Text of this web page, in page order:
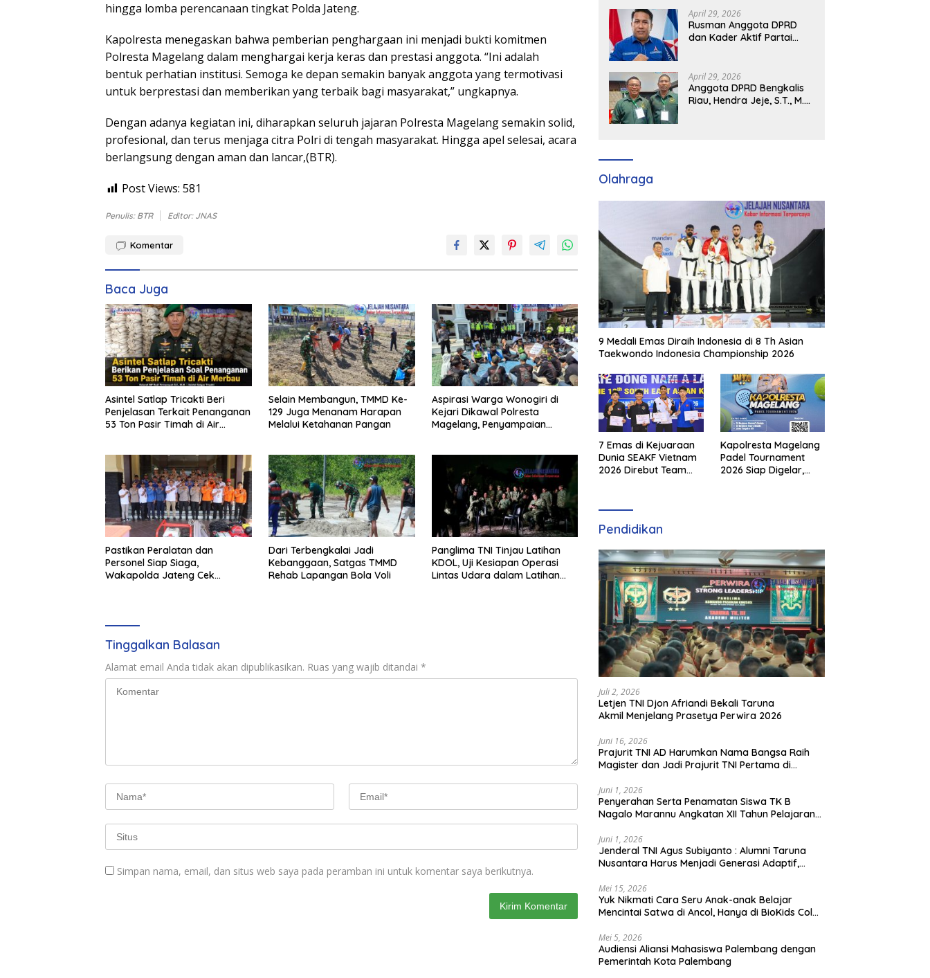
hingga lomba perencanaan tingkat Polda Jateng.
Kapolresta menegaskan bahwa pemberian penghargaan ini menjadi bukti komitmen
Polresta Magelang dalam menghargai kerja keras dan prestasi anggota. “Ini adalah
bentuk perhatian institusi. Semoga ke depan semakin banyak anggota yang termotivasi
untuk berprestasi dan memberikan yang terbaik bagi masyarakat,” ungkapnya.
Dengan adanya kegiatan ini, diharapkan seluruh jajaran Polresta Magelang semakin solid,
profesional, dan terus menjaga citra Polri di tengah masyarakat. Hingga apel selesai, acara
berlangsung dengan aman dan lancar,(BTR).
Post Views: 581
Penulis: BTR Editor: JNAS
Komentar
Baca Juga
Asintel Satlap Tricakti Beri
Penjelasan Terkait Penanganan
53 Ton Pasir Timah di Air
Selain Membangun, TMMD Ke-
129 Juga Menanam Harapan
Melalui Ketahanan Pangan
Aspirasi Warga Wonogiri di
Kejari Dikawal Polresta
Magelang, Penyampaian
Pastikan Peralatan dan
Personel Siap Siaga,
Wakapolda Jateng Cek
Dari Terbengkalai Jadi
Kebanggaan, Satgas TMMD
Rehab Lapangan Bola Voli
Panglima TNI Tinjau Latihan
KDOL, Uji Kesiapan Operasi
Lintas Udara dalam Latihan
Tinggalkan Balasan
Alamat email Anda tidak akan dipublikasikan. Ruas yang wajib ditandai *
Simpan nama, email, dan situs web saya pada peramban ini untuk komentar saya berikutnya.
April 29, 2026
Rusman Anggota DPRD
dan Kader Aktif Partai
Cik Ujang Pimpin DPD
Partai Demokrat SumSel
April 29, 2026
Anggota DPRD Bengkalis
Riau, Hendra Jeje, S.T., M.M
Olahraga
9 Medali Emas Diraih Indonesia di 8 Th Asian
Taekwondo Indonesia Championship 2026
7 Emas di Kejuaraan
Dunia SEAKF Vietnam
2026 Direbut Team
Kapolresta Magelang
Padel Tournament
2026 Siap Digelar,
Pendidikan
Juli 2, 2026
Letjen TNI Djon Afriandi Bekali Taruna
Akmil Menjelang Prasetya Perwira 2026
Juni 16, 2026
Prajurit TNI AD Harumkan Nama Bangsa Raih
Magister dan Jadi Prajurit TNI Pertama di
Juni 1, 2026
Penyerahan Serta Penamatan Siswa TK B
Nagalo Marannu Angkatan XII Tahun Pelajaran
Juni 1, 2026
Jenderal TNI Agus Subiyanto : Alumni Taruna
Nusantara Harus Menjadi Generasi Adaptif,
Mei 15, 2026
Yuk Nikmati Cara Seru Anak-anak Belajar
Mencintai Satwa di Ancol, Hanya di BioKids Color
Mei 5, 2026
Audiensi Aliansi Mahasiswa Palembang dengan
Pemerintah Kota Palembang